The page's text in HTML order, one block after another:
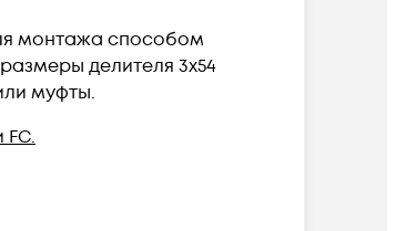
монтажа способом
делителя 3х54
муфты.